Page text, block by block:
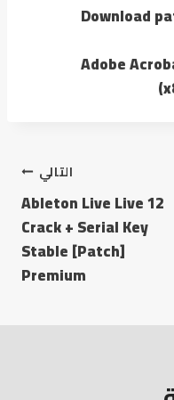
Download
Adobe
التالي
Ableton Live Live 12
Crack + Serial Key
Stable [Patch]
Premium